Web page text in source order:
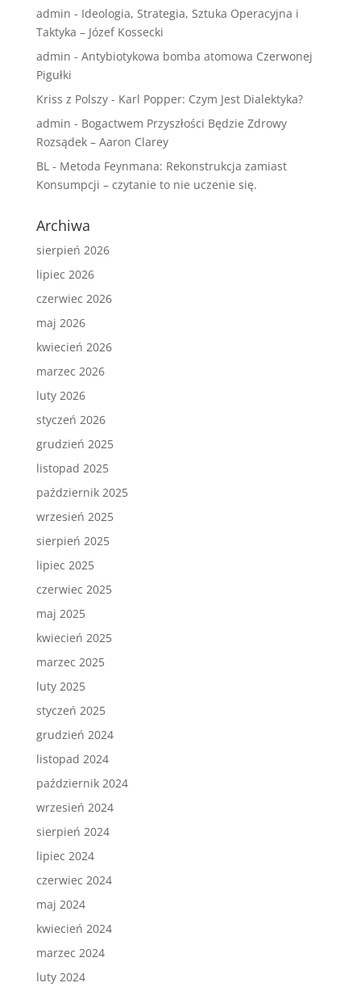
admin - Ideologia, Strategia, Sztuka Operacyjna i
Taktyka – Józef Kossecki
admin - Antybiotykowa bomba atomowa Czerwonej
Pigułki
Kriss z Polszy- Karl Popper: Czym Jest Dialektyka?
admin - Bogactwem Przyszłości Będzie Zdrowy
Rozsądek – Aaron Clarey
BL- Metoda Feynmana: Rekonstrukcja zamiast
Konsumpcji – czytanie to nie uczenie się.
Archiwa
sierpień 2026
lipiec 2026
czerwiec 2026
maj 2026
kwiecień 2026
marzec 2026
luty 2026
styczeń 2026
grudzień 2025
listopad 2025
październik 2025
wrzesień 2025
sierpień 2025
lipiec 2025
czerwiec 2025
maj 2025
kwiecień 2025
marzec 2025
luty 2025
styczeń 2025
grudzień 2024
listopad 2024
październik 2024
wrzesień 2024
sierpień 2024
lipiec 2024
czerwiec 2024
maj 2024
kwiecień 2024
marzec 2024
luty 2024